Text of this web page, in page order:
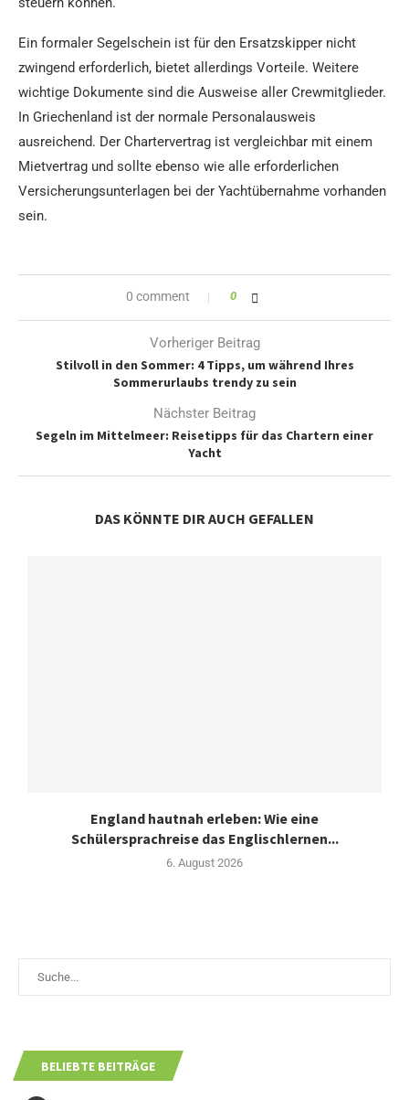
Ein formaler Segelschein ist für den Ersatzskipper nicht
zwingend erforderlich, bietet allerdings Vorteile. Weitere
wichtige Dokumente sind die Ausweise aller Crewmitglieder.
In Griechenland ist der normale Personalausweis
ausreichend. Der Chartervertrag ist vergleichbar mit einem
Mietvertrag und sollte ebenso wie alle erforderlichen
Versicherungsunterlagen bei der Yachtübernahme vorhanden
sein.
0 comment 0
Vorheriger Beitrag
Stilvoll in den Sommer: 4 Tipps, um während Ihres
Sommerurlaubs trendy zu sein
Nächster Beitrag
Segeln im Mittelmeer: Reisetipps für das Chartern einer
Yacht
DAS KÖNNTE DIR AUCH GEFALLEN
England hautnah erleben: Wie eine
Schülersprachreise das Englischlernen...
6. August 2026
BELIEBTE BEITRÄGE